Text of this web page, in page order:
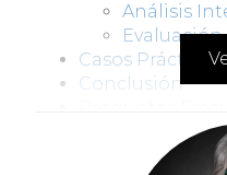
Análisis
Evaluación
Casos Prácticos
Conclusión